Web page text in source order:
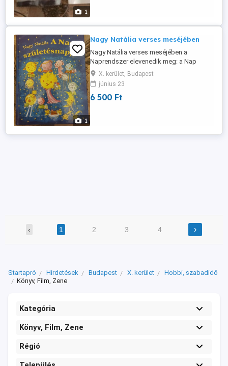
1
1
Nagy Natália verses meséjében
Nagy Natália verses meséjében a
Naprendszer elevenedik meg: a Nap
éppen az ötmilliárdodik születésnapját
ünnepli. Minden gyerek tudja, hogyan
szoktak viselkedni ünnep előtt az anyukák
és a nagymamák: bevásárolnak, sütnek,
X. kerület, Budapest
június 23
6 500 Ft
‹ 1 2 3 4 ›
Startapró Hirdetések Budapest X. kerület
Hobbi, szabadidő
Könyv, Film, Zene
Kategória
Könyv, Film, Zene
Régió